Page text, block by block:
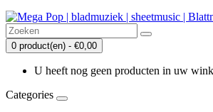
0 product(en) - €0,00
U heeft nog geen producten in uw
Categories